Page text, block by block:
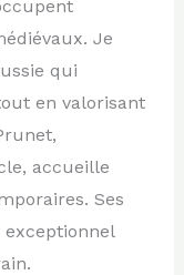
Je
qui
en valorisant
accueille
Ses